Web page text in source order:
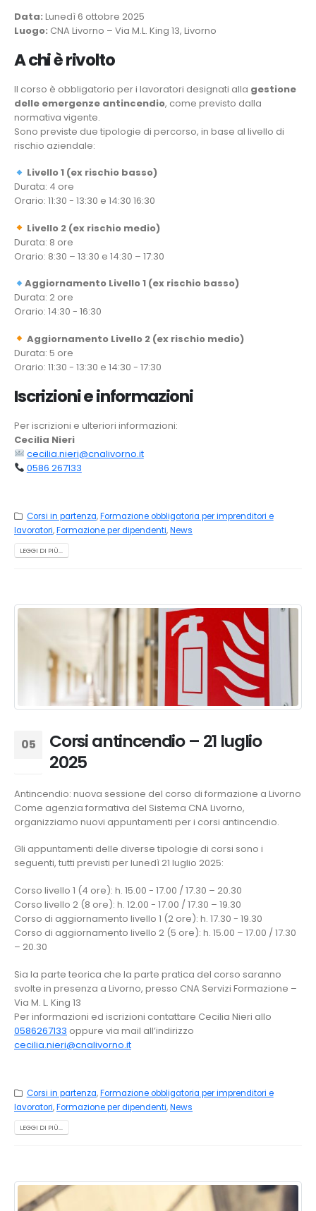
Data: Lunedì 6 ottobre 2025
Luogo: CNA Livorno – Via M.L. King 13, Livorno
A chi è rivolto
Il corso è obbligatorio per i lavoratori designati alla gestione
delle emergenze antincendio, come previsto dalla
normativa vigente.
Sono previste due tipologie di percorso, in base al livello di
rischio aziendale:
Livello 1 (ex rischio basso)
Durata: 4 ore
Orario: 11:30 - 13:30 e 14:30 16:30
Livello 2 (ex rischio medio)
Durata: 8 ore
Orario: 8:30 – 13:30 e 14:30 – 17:30
Aggiornamento Livello 1 (ex rischio basso)
Durata: 2 ore
Orario: 14:30 - 16:30
Aggiornamento Livello 2 (ex rischio medio)
Durata: 5 ore
Orario: 11:30 - 13:30 e 14:30 - 17:30
Iscrizioni e informazioni
Per iscrizioni e ulteriori informazioni:
Cecilia Nieri
cecilia.nieri@cnalivorno.it
0586 267133
Corsi in partenza,Formazione obbligatoria per imprenditori e
lavoratori,Formazione per dipendenti,News
LEGGI DI PIÙ...
05
Corsi antincendio – 21 luglio
2025
Antincendio: nuova sessione del corso di formazione a Livorno
Come agenzia formativa del Sistema CNA Livorno,
organizziamo nuovi appuntamenti per i corsi antincendio.
Gli appuntamenti delle diverse tipologie di corsi sono i
seguenti, tutti previsti per lunedì 21 luglio 2025:
Corso livello 1 (4 ore): h. 15.00 - 17.00 / 17.30 – 20.30
Corso livello 2 (8 ore): h. 12.00 - 17.00 / 17.30 – 19.30
Corso di aggiornamento livello 1 (2 ore): h. 17.30 - 19.30
Corso di aggiornamento livello 2 (5 ore): h. 15.00 – 17.00 / 17.30
– 20.30
Sia la parte teorica che la parte pratica del corso saranno
svolte in presenza a Livorno, presso CNA Servizi Formazione –
Via M. L. King 13
Per informazioni ed iscrizioni contattare Cecilia Nieri allo
0586267133 oppure via mail all’indirizzo
cecilia.nieri@cnalivorno.it
Corsi in partenza,Formazione obbligatoria per imprenditori e
lavoratori,Formazione per dipendenti,News
LEGGI DI PIÙ...